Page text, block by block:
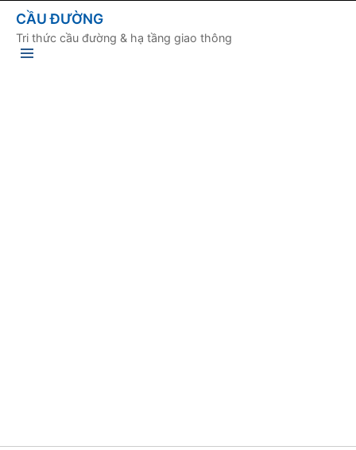
CẦU ĐƯỜNG
Tri thức cầu đường & hạ tầng giao thông